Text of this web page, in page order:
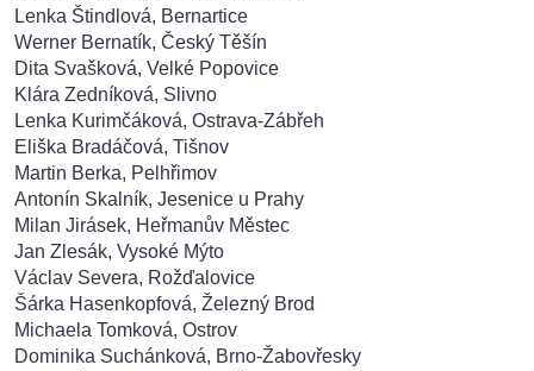
Lenka Štindlová, Bernartice
Werner Bernatík, Český Těšín
Dita Svašková, Velké Popovice
Klára Zedníková, Slivno
Lenka Kurimčáková, Ostrava-Zábřeh
Eliška Bradáčová, Tišnov
Martin Berka, Pelhřimov
Antonín Skalník, Jesenice u Prahy
Milan Jirásek, Heřmanův Městec
Jan Zlesák, Vysoké Mýto
Václav Severa, Rožďalovice
Šárka Hasenkopfová, Železný Brod
Michaela Tomková, Ostrov
Dominika Suchánková, Brno-Žabovřesky